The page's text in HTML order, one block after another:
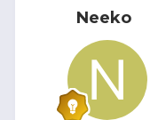
Neeko